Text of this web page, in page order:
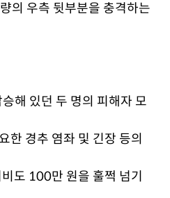
의 우측 뒷부분을 충격하는
해 있던 두 명의 피해자 모
한 경추 염좌 및 긴장 등의
도 100만 원을 훌쩍 넘기